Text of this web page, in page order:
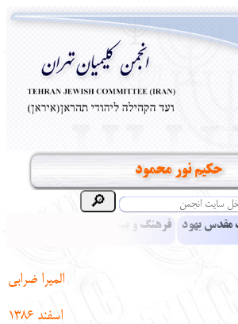
حکیم نور محمود
مقدس یهود فرهنگ و بینش یهود
المیرا ضرابی
اسفند